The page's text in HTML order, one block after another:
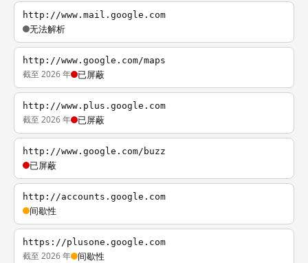
http://www.mail.google.com
无法解析
http://www.google.com/maps
截至 2026 年 已屏蔽
http://www.plus.google.com
截至 2026 年 已屏蔽
http://www.google.com/buzz
已屏蔽
http://accounts.google.com
间歇性
https://plusone.google.com
截至 2026 年 间歇性